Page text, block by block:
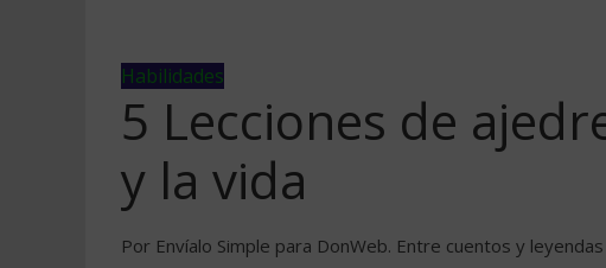
Habilidades
5 Lecciones de
y la vida
Por Envíalo Simple para DonWeb. Entre cuentos y